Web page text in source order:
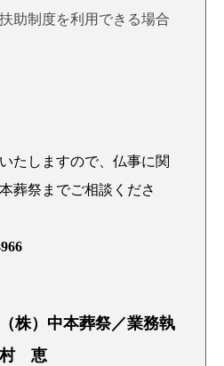
助制度を利用できる場合
たしますので、仏事に関
葬祭までご相談くださ
株）中本葬祭／業務執
恵